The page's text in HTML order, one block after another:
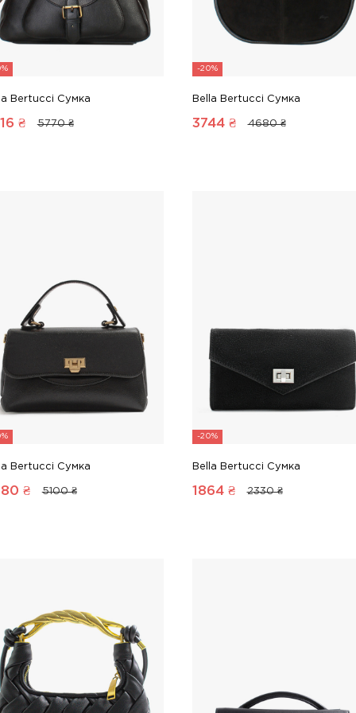
Bertucci Сумка
₴ 5770 ₴
-20%
Bella Bertucci Сумка
3744₴ 4680 ₴
Bertucci Сумка
₴ 5100 ₴
-20%
Bella Bertucci Сумка
1864₴ 2330 ₴